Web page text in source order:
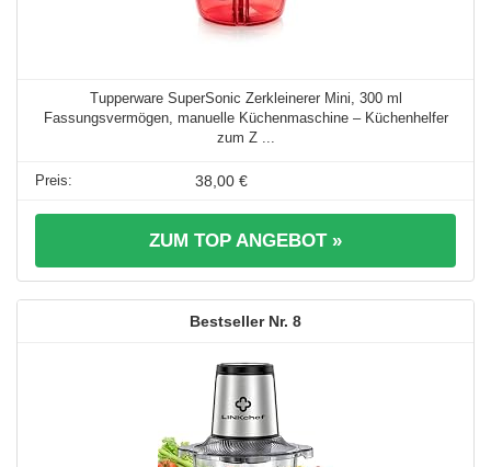
Tupperware SuperSonic Zerkleinerer Mini, 300 ml
Fassungsvermögen, manuelle Küchenmaschine – Küchenhelfer
zum Z ...
38,00 €
ZUM TOP ANGEBOT »
8